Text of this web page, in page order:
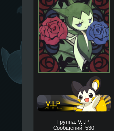
Группа: V.I.P.
Сообщений: 530